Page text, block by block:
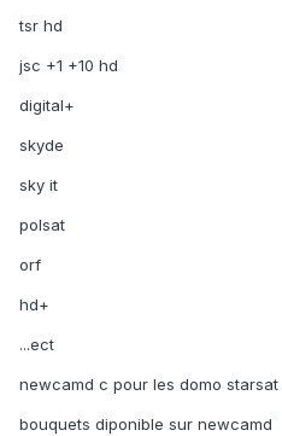
tsr hd
jsc +1 +10 hd
digital+
skyde
sky it
polsat
orf
hd+
...ect
newcamd c pour les domo
bouquets diponible sur newcamd